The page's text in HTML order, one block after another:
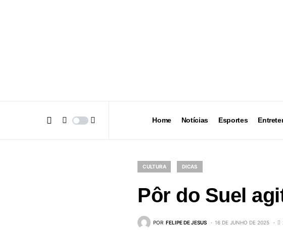
Home Notícias Esportes
CULTURA DICAS
Pôr do Suel
POR FELIPE DE JESUS 16 DE JUNHO DE 2025